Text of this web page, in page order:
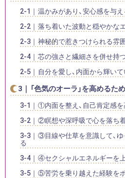
温かみがあり、安心感を与
落ち着いた波動と穏やかな
神秘的で惹きつけられる雰
芯の強さと繊細さを併せ持
自分を愛し、内面から輝いて
「色気のオーラ」を高めるた
①内面を整え、自己肯定感を
②瞑想や深呼吸で心を落ち
③目線や仕草を意識して、
る
④セクシャルエネルギーを
⑤苦労を乗り越えた経験を